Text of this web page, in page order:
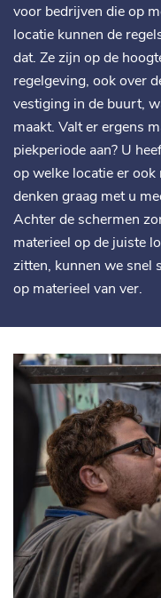
voor bedrijven die op
locatie kunnen de
dat. Ze zijn op de
regelgeving, ook over
vestiging in de buurt,
maakt. Valt er ergens
piekperiode aan? U
op welke locatie er
denken graag met u
Achter de schermen
materieel op de juiste
zitten, kunnen we snel
op materieel van ver.